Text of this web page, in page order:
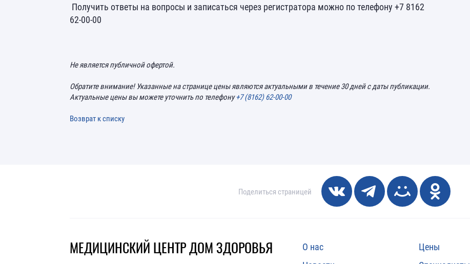
Получить ответы на вопросы и записаться через регистратора можно по телефону +7 8162
62-00-00
Не является публичной офертой.
Обратите внимание! Указанные на странице цены являются актуальными в течение 30 дней с даты публикации.
Актуальные цены вы можете уточнить по телефону+7 (8162) 62-00-00
Возврат к списку
Поделиться страницей
МЕДИЦИНСКИЙ ЦЕНТР ДОМ ЗДОРОВЬЯ
О нас
Цены